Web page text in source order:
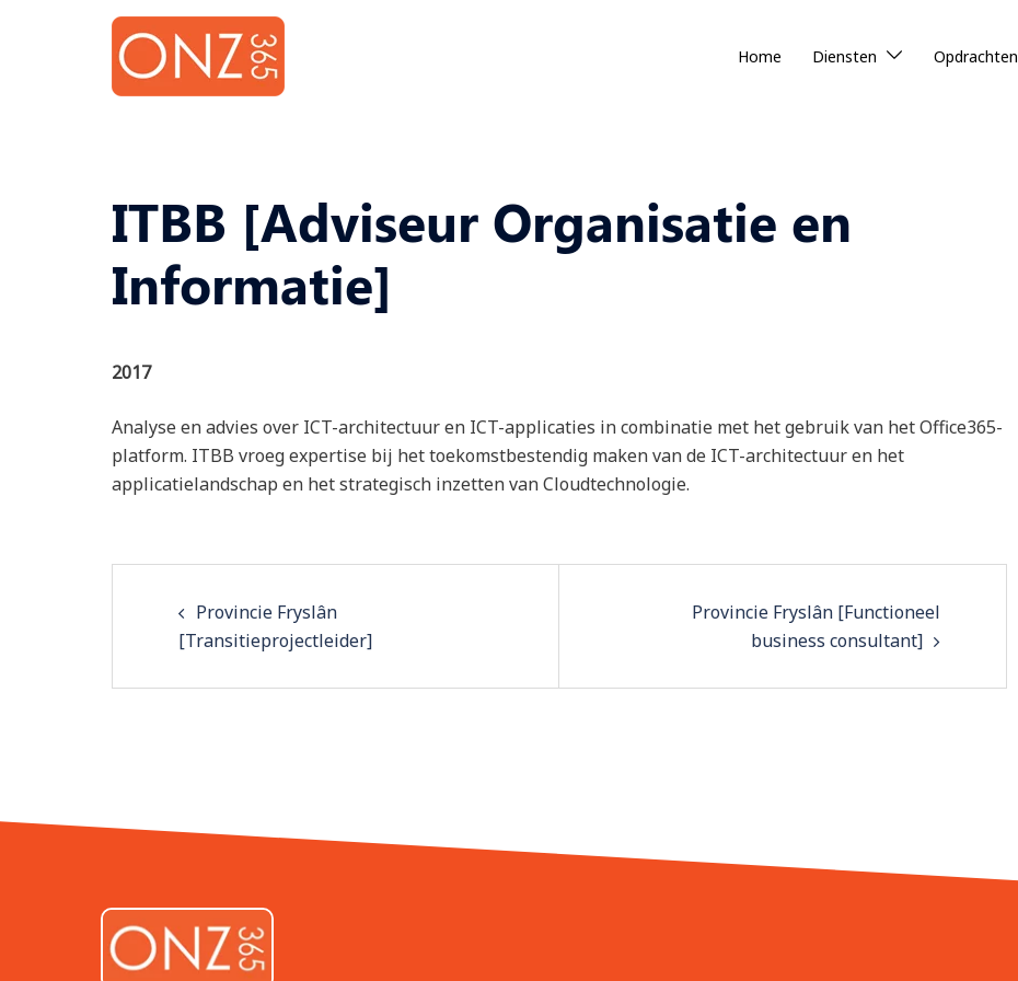
Home Diensten Opdrachten
ITBB [Adviseur Organisatie en
Informatie]
2017
Analyse en advies over ICT-architectuur en ICT-applicaties in combinatie met het gebruik van het Office365-
platform. ITBB vroeg expertise bij het toekomstbestendig maken van de ICT-architectuur en het
applicatielandschap en het strategisch inzetten van Cloudtechnologie.
navigation
Provincie Fryslân
[Transitieprojectleider]
Provincie Fryslân [Functioneel
business consultant]